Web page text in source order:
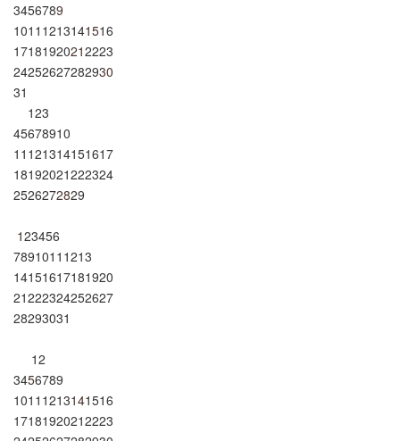
3456789
1011 1213141516
17181920212223
24252627282930
31
123
45678910
11 121314151617
18192021222324
2526272829
123456
7891011 1213
14151617181920
21222324252627
28293031
12
3456789
1011 1213141516
17181920212223